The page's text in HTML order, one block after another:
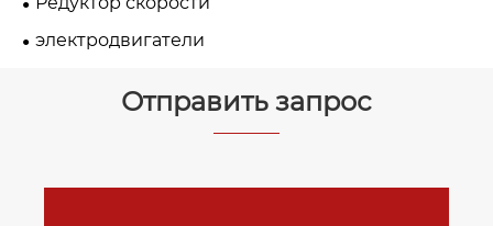
электродвигатели
Отправить запрос